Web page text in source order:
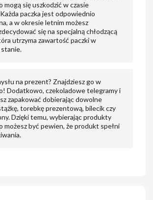
mogą się uszkodzić w czasie
paczka jest odpowiednio
a w okresie letnim możesz
się na specjalną chłodzącą
utrzyma zawartość paczki w
stanie.
na prezent? Znajdziesz go w
Dodatkowo, czekoladowe telegramy i
zapakować dobierając dowolne
torebkę prezentową, bilecik czy
Dzięki temu, wybierając produkty
możesz być pewien, że produkt spełni